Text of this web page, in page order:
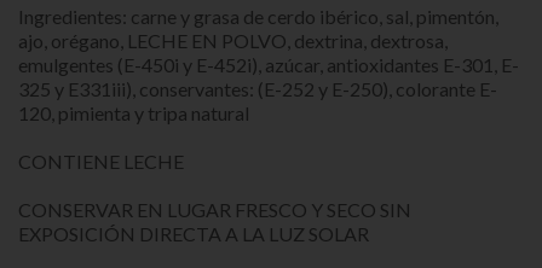
Ingredientes: carne y grasa de cerdo ibérico, sal, pimentón,
ajo, orégano, LECHE EN POLVO, dextrina, dextrosa,
emulgentes (E-450i y E-452i), azúcar, antioxidantes E-301, E-
325 y E331iii), conservantes: (E-252 y E-250), colorante E-
120, pimienta y tripa natural
CONTIENE LECHE
CONSERVAR EN LUGAR FRESCO Y SECO SIN
EXPOSICIÓN DIRECTA A LA LUZ SOLAR